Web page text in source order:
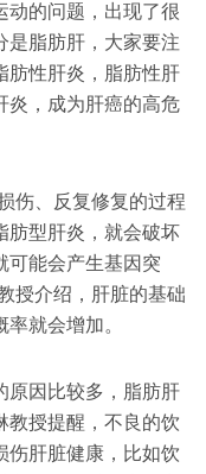
动的问题，出现了很
是脂肪肝，大家要注
肪性肝炎，脂肪性肝
炎，成为肝癌的高危
伤、反复修复的过程
肪型肝炎，就会破坏
可能会产生基因突
授介绍，肝脏的基础
就会增加。
原因比较多，脂肪肝
教授提醒，不良的饮
伤肝脏健康，比如饮